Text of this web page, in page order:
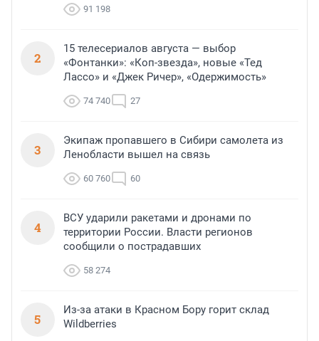
91 198
2
15 телесериалов августа — выбор
«Фонтанки»: «Коп-звезда», новые «Тед
Лассо» и «Джек Ричер», «Одержимость»
74 740 27
3
Экипаж пропавшего в Сибири самолета из
Ленобласти вышел на связь
60 760 60
4
ВСУ ударили ракетами и дронами по
территории России. Власти регионов
сообщили о пострадавших
58 274
5
Из-за атаки в Красном Бору горит склад
Wildberries